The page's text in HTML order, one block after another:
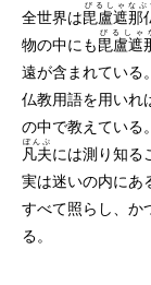
全世界は毘盧遮那
びるしゃなぶ
物の中にも 毘盧遮
びるしゃ
遠が含まれている。
仏教用語を用いれ
の中で教えている。
凡夫
ぼんぷ
には測り知る
実は迷いの内にあ
すべて照らし、か
る。